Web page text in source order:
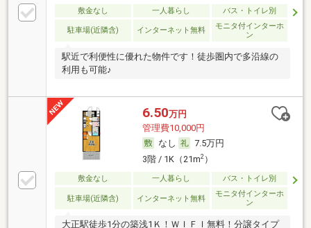
敷金なし 一人暮らし バス・トイレ別
駐車場(近隣含) インターネット無料
モニタ付インターホ
ン
駅近で利便性に優れた物件です！徒歩圏内で多沿線の
利用も可能♪
6.50万円
管理費10,000円
なし
7.5万円
3階 / 1K（21m2）
敷金なし 一人暮らし バス・トイレ別
駐車場(近隣含) インターネット無料
モニタ付インターホ
ン
大正駅徒歩1分の築浅1Ｋ！ＷＩＦＩ無料！分譲タイプ